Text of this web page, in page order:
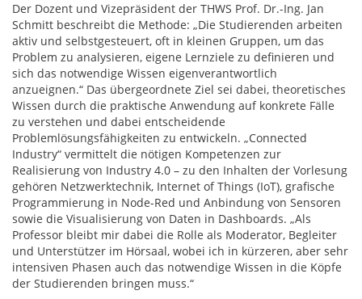
Der Dozent und Vizepräsident der THWS Prof. Dr.-Ing. Jan
Schmitt beschreibt die Methode: „Die Studierenden arbeiten
aktiv und selbstgesteuert, oft in kleinen Gruppen, um das
Problem zu analysieren, eigene Lernziele zu definieren und
sich das notwendige Wissen eigenverantwortlich
anzueignen.“ Das übergeordnete Ziel sei dabei, theoretisches
Wissen durch die praktische Anwendung auf konkrete Fälle
zu verstehen und dabei entscheidende
Problemlösungsfähigkeiten zu entwickeln. „Connected
Industry“ vermittelt die nötigen Kompetenzen zur
Realisierung von Industry 4.0 – zu den Inhalten der Vorlesung
gehören Netzwerktechnik, Internet of Things (IoT), grafische
Programmierung in Node-Red und Anbindung von Sensoren
sowie die Visualisierung von Daten in Dashboards. „Als
Professor bleibt mir dabei die Rolle als Moderator, Begleiter
und Unterstützer im Hörsaal, wobei ich in kürzeren, aber sehr
intensiven Phasen auch das notwendige Wissen in die Köpfe
der Studierenden bringen muss.“